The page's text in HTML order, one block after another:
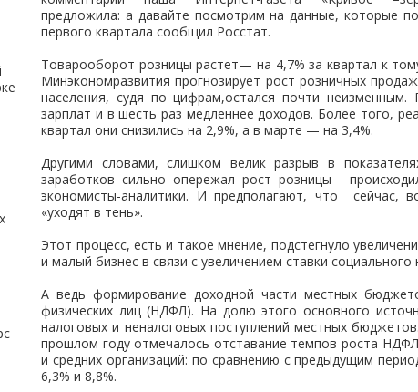
предложила: а давайте посмотрим на данные, которые
первого квартала сообщил Росстат.
Товарооборот розницы растет— на 4,7% за квартал к
Минэкономразвития прогнозирует рост розничных
населения, судя по цифрам,остался почти
зарплат и в шесть раз медленнее доходов. Более того,
квартал они снизились на 2,9%, а в марте — на 3,4%.
Другими словами, слишком велик разрыв в
заработков сильно опережал рост розницы -
экономисты-аналитики. И предполагают, что сейчас,
«уходят в тень».
Этот процесс, есть и такое мнение, подстегнуло
и малый бизнес в связи с увеличением ставки социального
А ведь формирование доходной части местных
физических лиц (НДФЛ). На долю этого основного
налоговых и неналоговых поступлений местных
прошлом году отмечалось отставание темпов роста
и средних организаций: по сравнению с предыдущим
6,3% и 8,8%.